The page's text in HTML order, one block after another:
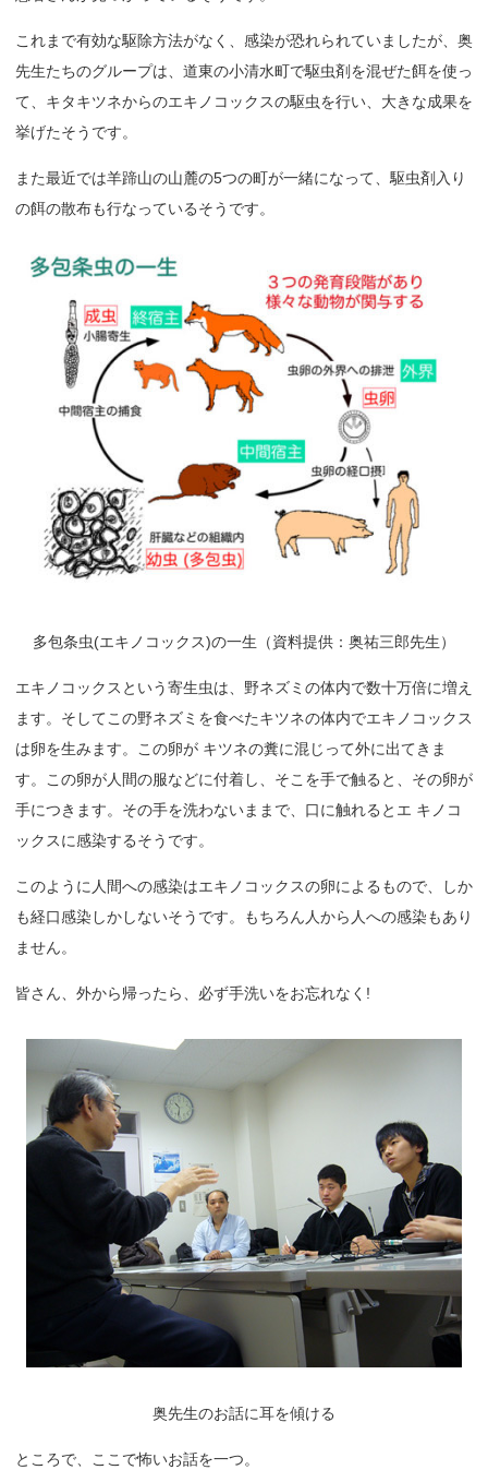
これまで有効な駆除方法がなく、感染が恐れられていましたが、奥
先生たちのグループは、道東の小清水町で駆虫剤を混ぜた餌を使っ
て、キタキツネからのエキノコックスの駆虫を行い、大きな成果を
挙げたそうです。
また最近では羊蹄山の山麓の5つの町が一緒になって、駆虫剤入り
の餌の散布も行なっているそうです。
多包条虫(エキノコックス)の一生（資料提供：奥祐三郎先生）
エキノコックスという寄生虫は、野ネズミの体内で数十万倍に増え
ます。そしてこの野ネズミを食べたキツネの体内でエキノコックス
は卵を生みます。この卵が キツネの糞に混じって外に出てきま
す。この卵が人間の服などに付着し、そこを手で触ると、その卵が
手につきます。その手を洗わないままで、口に触れるとエ キノコ
ックスに感染するそうです。
このように人間への感染はエキノコックスの卵によるもので、しか
も経口感染しかしないそうです。もちろん人から人への感染もあり
ません。
皆さん、外から帰ったら、必ず手洗いをお忘れなく!
奥先生のお話に耳を傾ける
ところで、ここで怖いお話を一つ。